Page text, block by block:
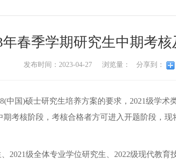
年春季学期研究生中期考
发布时间：2023-04-27 浏览量： 分享到：
中国)硕士研究生培养方案的要求， 2021级学术
期考核阶段，考核合格者方可进入开题阶段，现
2021级全体专业学位研究生、 2022级现代教育